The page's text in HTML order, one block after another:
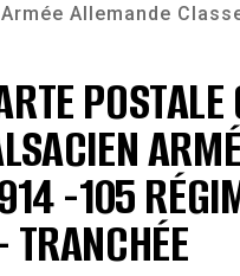
Allemande
-105